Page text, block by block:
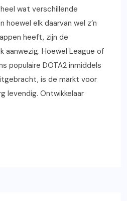
wat verschillende
hoewel elk daarvan wel z’n
heeft, zijn de
aanwezig. Hoewel League of
populaire DOTA2 inmiddels
is de markt voor
levendig. Ontwikkelaar